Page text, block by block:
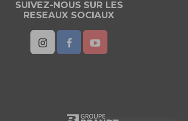
SUIVEZ-NOUS SUR LES
RESEAUX SOCIAUX